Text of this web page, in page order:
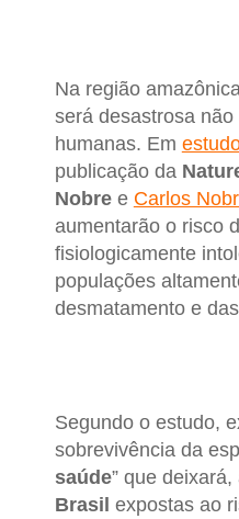
Na região
será desastrosa
humanas. Em
publicação da
Nobree Carlos
aumentarão o risco
fisiologicamente
populações
desmatamento e
Segundo o estudo,
sobrevivência da
saúde” que
Brasil expostas ao